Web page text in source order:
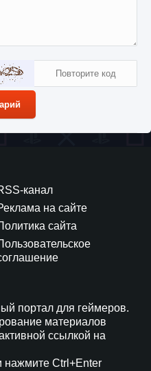
канал
на сайте
сайта
портал для геймеров.
материалов
ссылкой на
Ctrl+Enter